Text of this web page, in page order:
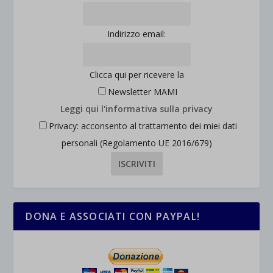
Indirizzo email:
Clicca qui per ricevere la
Newsletter MAMI
Leggi qui l'informativa sulla privacy
Privacy: acconsento al trattamento dei miei dati
personali (Regolamento UE 2016/679)
DONA E ASSOCIATI CON PAYPAL!